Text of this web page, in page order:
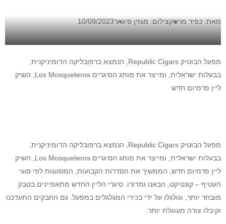
מאת: כפיר מרשקצילום: מגזין סיגאר10/09/2023
מפעל הבוטיק Republic Cigars, הנמצא ברפובליקה הדומיניקנית,
בבעלות ישראלית, ומייצר את מותג הסיגרים Los Mosqueteros, השיק
ליין פרמיום חדש
מפעל הבוטיק Republic Cigars, הנמצא ברפובליקה הדומיניקנית,
בבעלות ישראלית, ומייצר את מותג הסיגרים Los Mosqueteros, השיק
ליין פרמיום חדש, הממשיך את הסדרות הקבועות, המסווגות לפי סוגי
העטיף – קונטיקט, הבאנו ומדורו. סיגרי הליין החדש מתאפיינים בטבק
מובחר יותר, וגולגלו על ידי בכירי המגלגלים במפעל. גם החבקים התעדכנו
וקיבלו צורה מעוגלת יותר.